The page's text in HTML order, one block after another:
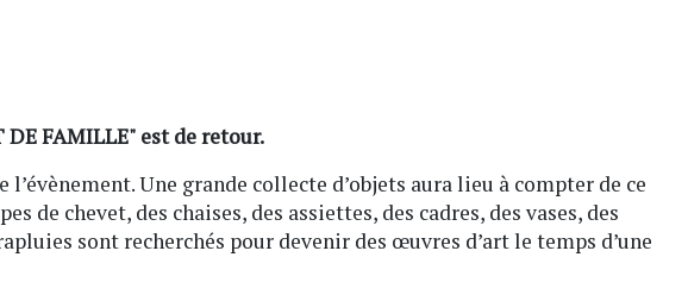
FAMILLE" est de retour.
l’évènement. Une grande collecte d’objets aura lieu à compter de ce
de chevet, des chaises, des assiettes, des cadres, des vases, des
sont recherchés pour devenir des œuvres d’art le temps d’une